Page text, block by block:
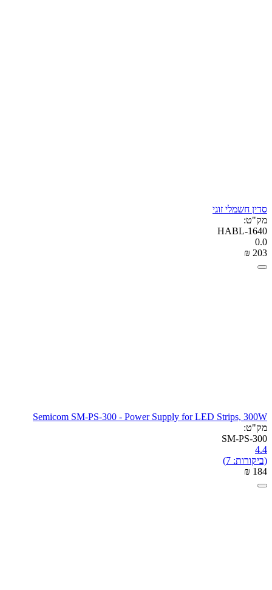
סדין חשמלי זוגי
מק"ט:
HABL-1640
0.0
₪ ‍203‍
Semicom SM-PS-300 - Power Supply for LED Strips, 300W
מק"ט:
SM-PS-300
4.4
(ביקורות: 7)
₪ ‍184‍